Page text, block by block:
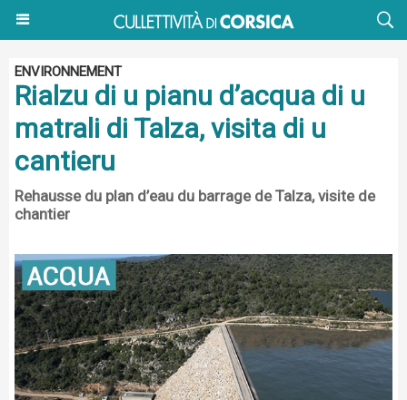
ENVIRONNEMENT
Rialzu di u pianu d’acqua di u
matrali di Talza, visita di u
cantieru
Rehausse du plan d’eau du barrage de Talza, visite de
chantier